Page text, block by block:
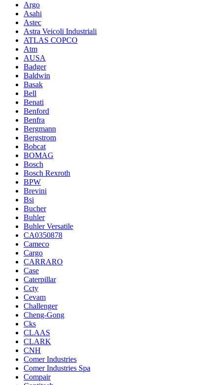
Argo
Asahi
Astec
Astra Veicoli Industriali
ATLAS COPCO
Atm
AUSA
Badger
Baldwin
Basak
Bell
Benati
Benford
Benfra
Bergmann
Bergstrom
Bobcat
BOMAG
Bosch
Bosch Rexroth
BPW
Brevini
Bsi
Bucher
Buhler
Buhler Versatile
CA0350878
Cameco
Cargo
CARRARO
Case
Caterpillar
Ccty
Cevam
Challenger
Cheng-Gong
Cks
CLAAS
CLARK
CNH
Comer Industries
Comer Industries Spa
Compair